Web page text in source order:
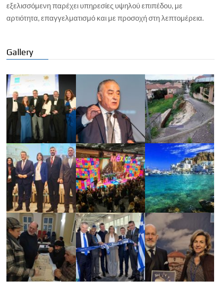
εξελισσόμενη παρέχει υπηρεσίες υψηλού επιπέδου, με
αρτιότητα, επαγγελματισμό και με προσοχή στη λεπτομέρεια.
Gallery